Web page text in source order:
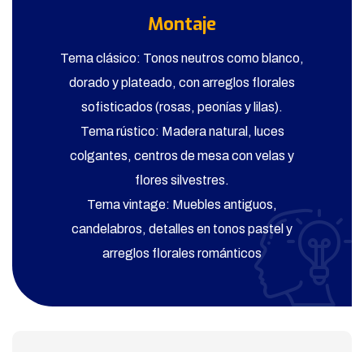
Montaje
Tema clásico: Tonos neutros como blanco,
dorado y plateado, con arreglos florales
sofisticados (rosas, peonías y lilas).
Tema rústico: Madera natural, luces
colgantes, centros de mesa con velas y
flores silvestres.
Tema vintage: Muebles antiguos,
candelabros, detalles en tonos pastel y
arreglos florales románticos